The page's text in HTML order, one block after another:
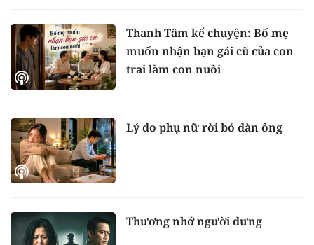
Thanh Tâm kể chuyện: Bố mẹ
muốn nhận bạn gái cũ của con
trai làm con nuôi
Lý do phụ nữ rời bỏ đàn ông
Thương nhớ người dưng